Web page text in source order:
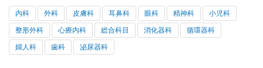
内科 外科 皮膚科 耳鼻科 眼科 精神科 小児科
整形外科 心療内科 総合科目 消化器科 循環器科
婦人科 歯科 泌尿器科